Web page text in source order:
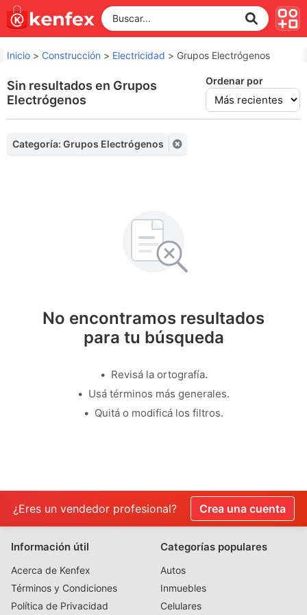
Inicio > Construcción > Electricidad > Grupos Electrógenos
Sin resultados en Grupos
Electrógenos
Ordenar por
Categoría: Grupos Electrógenos
No encontramos resultados
para tu búsqueda
Revisá la ortografía.
Usá términos más generales.
Quitá o modificá los filtros.
¿Eres un vendedor profesional? Crea una cuenta
Información útil
Acerca de Kenfex
Términos y Condiciones
Política de Privacidad
Categorías populares
Autos
Inmuebles
Celulares